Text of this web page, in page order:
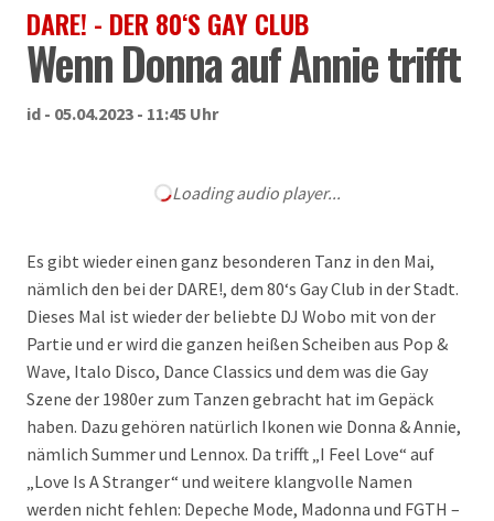
DARE! - DER 80‘S GAY CLUB
Wenn Donna auf Annie trifft
id - 05.04.2023 - 11:45 Uhr
Loading audio player...
Es gibt wieder einen ganz besonderen Tanz in den Mai,
nämlich den bei der DARE!, dem 80‘s Gay Club in der Stadt.
Dieses Mal ist wieder der beliebte DJ Wobo mit von der
Partie und er wird die ganzen heißen Scheiben aus Pop &
Wave, Italo Disco, Dance Classics und dem was die Gay
Szene der 1980er zum Tanzen gebracht hat im Gepäck
haben. Dazu gehören natürlich Ikonen wie Donna & Annie,
nämlich Summer und Lennox. Da trifft „I Feel Love“ auf
„Love Is A Stranger“ und weitere klangvolle Namen
werden nicht fehlen: Depeche Mode, Madonna und FGTH –